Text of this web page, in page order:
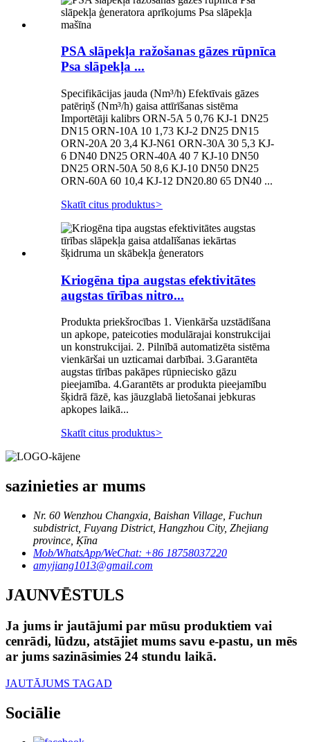
PSA slāpekļa ražošanas gāzes rūpnīca
Psa slāpekļa ...
Specifikācijas jauda (Nm³/h) Efektīvais gāzes
patēriņš (Nm³/h) gaisa attīrīšanas sistēma
Importētāji kalibrs ORN-5A 5 0,76 KJ-1 DN25
DN15 ORN-10A 10 1,73 KJ-2 DN25 DN15
ORN-20A 20 3,4 KJ-N61 ORN-30A 30 5,3 KJ-
6 DN40 DN25 ORN-40A 40 7 KJ-10 DN50
DN25 ORN-50A 50 8,6 KJ-10 DN50 DN25
ORN-60A 60 10,4 KJ-12 DN20.80 65 DN40 ...
Skatīt citus produktus>
Kriogēna tipa augstas efektivitātes
augstas tīrības nitro...
Produkta priekšrocības 1. Vienkārša uzstādīšana
un apkope, pateicoties modulārajai konstrukcijai
un konstrukcijai. 2. Pilnībā automatizēta sistēma
vienkāršai un uzticamai darbībai. 3.Garantēta
augstas tīrības pakāpes rūpniecisko gāzu
pieejamība. 4.Garantēts ar produkta pieejamību
šķidrā fāzē, kas jāuzglabā lietošanai jebkuras
apkopes laikā...
Skatīt citus produktus>
sazinieties ar mums
Nr. 60 Wenzhou Changxia, Baishan Village, Fuchun
subdistrict, Fuyang District, Hangzhou City, Zhejiang
province, Ķīna
Mob/WhatsApp/WeChat: +86 18758037220
amyjiang1013@gmail.com
JAUNVĒSTULS
Ja jums ir jautājumi par mūsu produktiem vai
cenrādi, lūdzu, atstājiet mums savu e-pastu, un mēs
ar jums sazināsimies 24 stundu laikā.
JAUTĀJUMS TAGAD
Sociālie